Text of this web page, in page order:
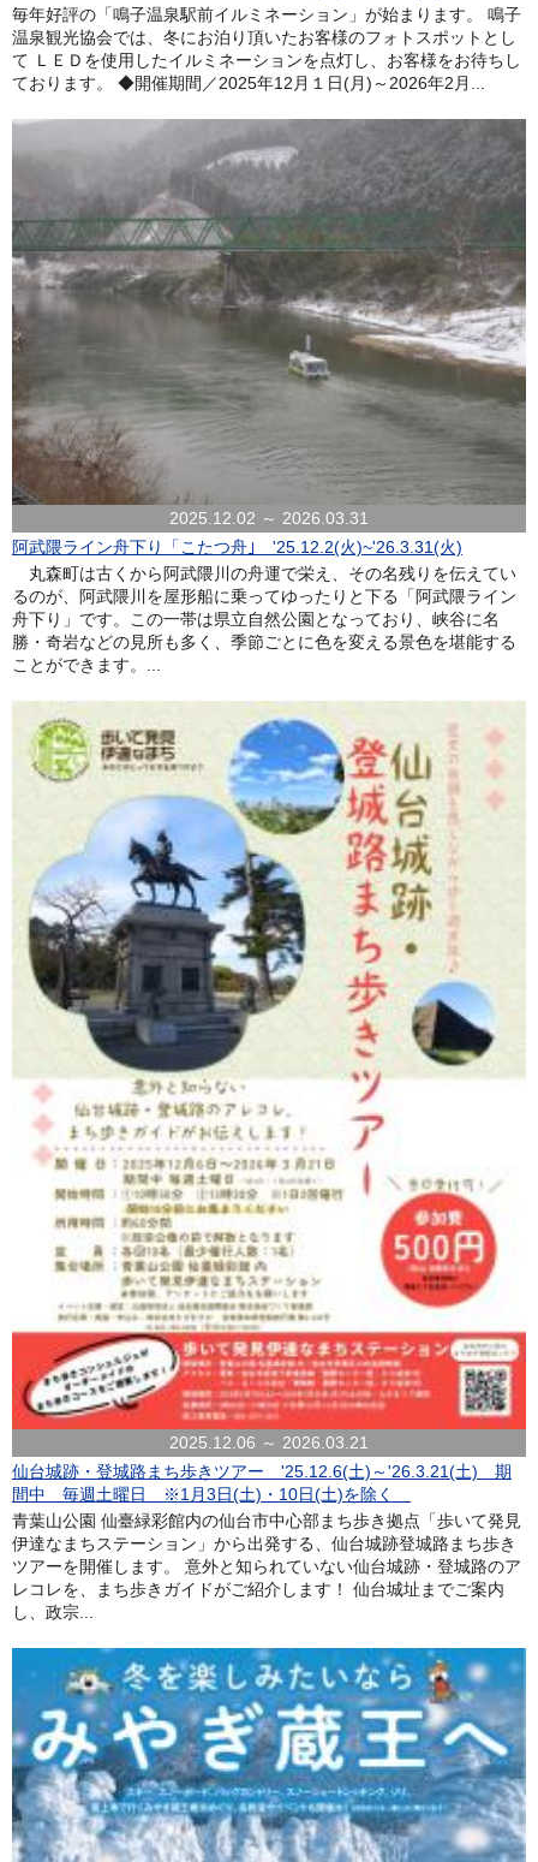
毎年好評の「鳴子温泉駅前イルミネーション」が始まります。 鳴子
温泉観光協会では、冬にお泊り頂いたお客様のフォトスポットとし
て ＬＥＤを使用したイルミネーションを点灯し、お客様をお待ちし
ております。 ◆開催期間／2025年12月１日(月)～2026年2月...
2025.12.02 ～ 2026.03.31
阿武隈ライン舟下り「こたつ舟｣ '25.12.2(火)~'26.3.31(火)
丸森町は古くから阿武隈川の舟運で栄え、その名残りを伝えてい
るのが、阿武隈川を屋形船に乗ってゆったりと下る「阿武隈ライン
舟下り」です。この一帯は県立自然公園となっており、峡谷に名
勝・奇岩などの見所も多く、季節ごとに色を変える景色を堪能する
ことができます。...
2025.12.06 ～ 2026.03.21
仙台城跡・登城路まち歩きツアー '25.12.6(土)～'26.3.21(土) 期
間中 毎週土曜日 ※1月3日(土)・10日(土)を除く
青葉山公園 仙臺緑彩館内の仙台市中心部まち歩き拠点「歩いて発見
伊達なまちステーション」から出発する、仙台城跡登城路まち歩き
ツアーを開催します。 意外と知られていない仙台城跡・登城路のア
レコレを、まち歩きガイドがご紹介します！ 仙台城址までご案内
し、政宗...